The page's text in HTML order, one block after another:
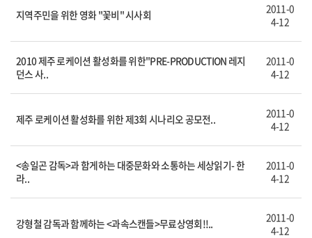
지역주민을 위한 영화 "꽃비" 시사회
2011-0
4-12
2010 제주 로케이션 활성화를 위한"PRE-PRODUCTION 레지
던스 사..
2011-0
4-12
제주 로케이션 활성화를 위한 제3회 시나리오 공모전..
2011-0
4-12
<송일곤 감독>과 함게하는 대중문화와 소통하는 세상읽기- 한
라..
2011-0
4-12
강형철 감독과 함께하는 <과속스캔들>무료상영회!!..
2011-0
4-12